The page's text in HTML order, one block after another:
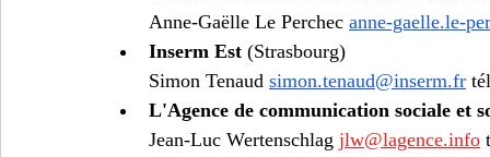
Anne-Gaëlle Le Perchec anne-gaelle.le-
Inserm Est (Strasbourg)
Simon Tenaud simon.tenaud@inserm.fr
L'Agence de communication sociale et
Jean-Luc Wertenschlag jlw@lagence.info